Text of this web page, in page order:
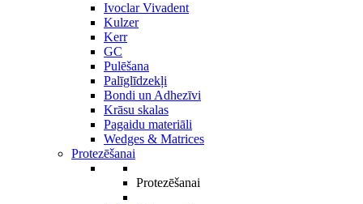
Ivoclar Vivadent
Kulzer
Kerr
GC
Pulēšana
Palīglīdzekļi
Bondi un Adhezīvi
Krāsu skalas
Pagaidu materiāli
Wedges & Matrices
Protezēšanai
Protezēšanai